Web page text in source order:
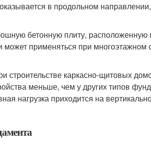
в продольном
бетонную плиту,
может применяться при многоэтажном
строительстве каркасно-щитовых
меньше, чем у других типов
нагрузка приходится на